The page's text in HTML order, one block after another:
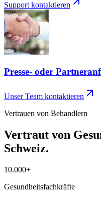
Support kontaktieren
Presse- oder
Unser Team kontaktieren
Vertrauen von Behandlern
Vertraut von
Schweiz.
10.000+
10.000+
Gesundheitsfachkräfte